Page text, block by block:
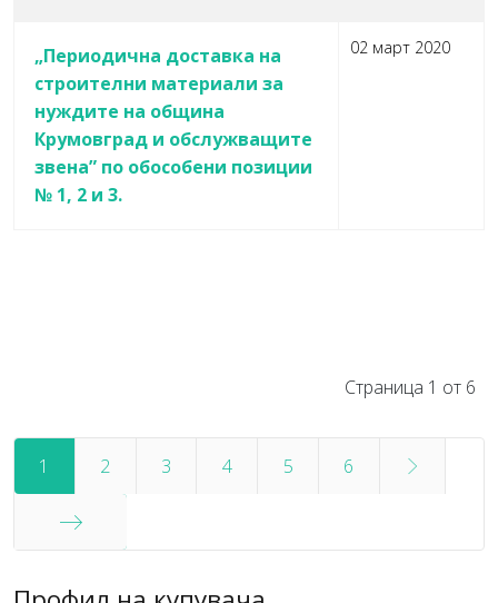
„Периодична доставка на
строителни материали за
нуждите на община
Крумовград и обслужващите
звена” по обособени позиции
№ 1, 2 и 3.
02 март 2020
Страница 1 от 6
1 2 3 4 5 6